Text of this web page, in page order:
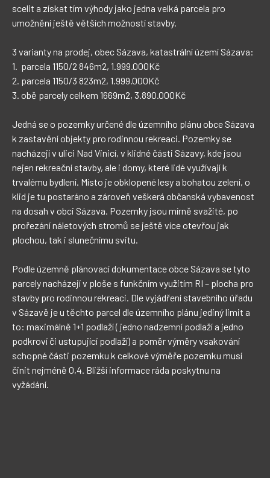
scelit a získat tím výhody jako jedna velká parcela pro
umožnění ještě větších možností stavby.
3 varianty na prodej, obec Sázava, katastrální území Sázava:
1.  parcela 1150/2 846m2, 1.999.000Kč
2. parcela 1150/3 823m2, 1.999.000Kč
3. obě parcely celkem 1669m2, 3.890.000Kč
Jedná se o pozemky určené dle územního plánu obce Sázava
k zastavění objekty pro rodinnou rekreaci. Pozemky se
nacházejí v ulici Nad Vinicí, v klidné části Sázavy, kde jsou
nejen rekreační stavby, ale i domy, které lidé využívají k
trvalému bydlení. Místo je obklopené lesy a bohatou zelení, o
klid je tu postaráno a zároveň veškerá občanská vybavenost
na dosah v obci Sázava. Pozemky jsou mírně svažité, po
prořezání náletových stromů se ještě více otevřou jak
plochou, tak i slunečnímu svitu.
Podle územně plánovací dokumentace obce Sázava se tyto
parcely nacházejí v ploše s funkčním využitím RI – plocha pro
stavby pro rodinnou rekreaci. Dle vyjádření stavebního úřadu
v Sázavě je u těchto parcel dle územního plánu jediný limit a
to: maximálně 1+1 podlaží ( jedno nadzemní podlaží a jedno
podkroví či ustupující podlaží) a poměr výměry vsakování
schopné části pozemku k celkové výměře pozemku musí
činit nejméně 0,4. Bližší informace ráda poskytnu na
vyžádání.